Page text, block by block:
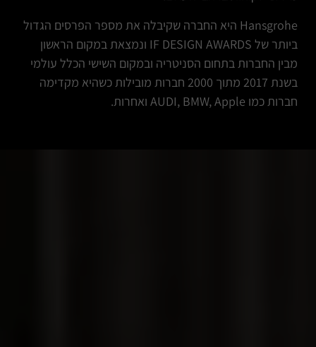
Hansgrohe היא החברה שקיבלה את מספר הפרסים הגדול
ביותר של IF DESIGN AWARDS ונמצאת במקום הראשון
מבין החברות בתחום הסניטריה ובמקום השישי הכלל עולמי
בשנת 2017 מתוך 2000 חברות מובילות כשהיא מקדימה
חברות כמו AUDI, BMW, Apple ואחרות.